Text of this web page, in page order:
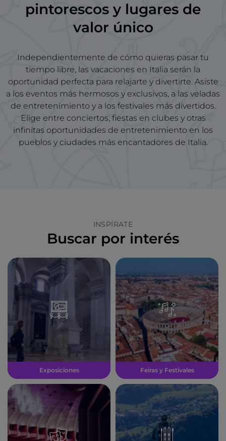
pintorescos y lugares de
valor único
Independientemente de cómo quieras pasar tu
tiempo libre, las vacaciones en Italia serán la
oportunidad perfecta para relajarte y divertirte. Asiste
a los eventos más hermosos y exclusivos, a las veladas
de entretenimiento y a los festivales más divertidos.
Elige entre conciertos, fiestas en clubes y otras
infinitas oportunidades de entretenimiento en los
pueblos y ciudades más encantadores de Italia.
INSPÍRATE
Buscar por interés
Exposiciones Feiras y Festivales